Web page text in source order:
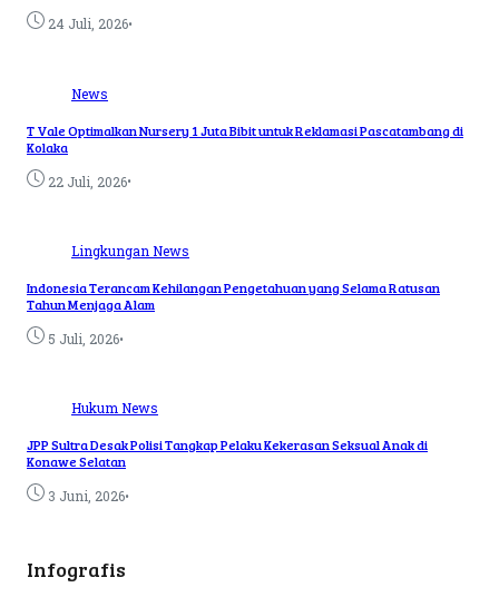
24 Juli, 2026•
News
T Vale Optimalkan Nursery 1 Juta Bibit untuk Reklamasi Pascatambang di
Kolaka
22 Juli, 2026•
Lingkungan News
Indonesia Terancam Kehilangan Pengetahuan yang Selama Ratusan
Tahun Menjaga Alam
5 Juli, 2026•
HukumNews
JPP Sultra Desak Polisi Tangkap Pelaku Kekerasan Seksual Anak di
Konawe Selatan
3 Juni, 2026•
Infografis